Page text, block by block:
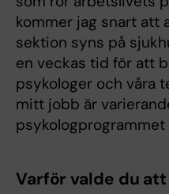
kommer jag snart att
sektion syns på
en veckas tid för att
psykologer och våra
mitt jobb är
psykologprogrammet
Varför valde du